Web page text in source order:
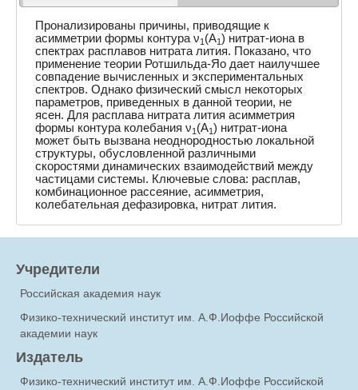
Пронализированы причины, приводящие к
асимметрии формы контура ν1 (A1 ) нитрат-иона в
спектрах расплавов нитрата лития. Показано, что
применение теории Ротшильда-Яо дает наилучшее
совпадение вычисленных и экспериментальных
спектров. Однако физический смысл некоторых
параметров, приведенных в данной теории, не
ясен. Для расплава нитрата лития асимметрия
формы контура колебания ν1 (A1 ) нитрат-иона
может быть вызвана неоднородностью локальной
структуры, обусловленной различными
скоростями динамических взаимодействий между
частицами системы. Ключевые слова: расплав,
комбинационное рассеяние, асимметрия,
колебательная дефазировка, нитрат лития.
Учредители
Российская академия наук
Физико-технический институт им. А.Ф.Иоффе Российской
академии наук
Издатель
Физико-технический институт им. А.Ф.Иоффе Российской